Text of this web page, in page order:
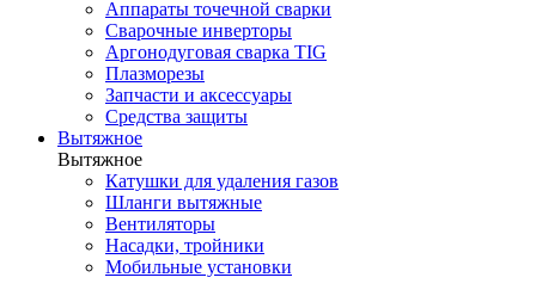
Аппараты точечной сварки
Сварочные инверторы
Аргонодуговая сварка TIG
Плазморезы
Запчасти и аксессуары
Средства защиты
Вытяжное
Вытяжное
Катушки для удаления газов
Шланги вытяжные
Вентиляторы
Насадки, тройники
Мобильные установки